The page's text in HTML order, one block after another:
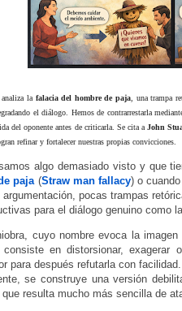
la falacia del hombre de paja , una trampa
el diálogo. Hemos de contrarrestarla
del oponente antes de criticarla. Se cita a John
refinar y fortalecer nuestras propias convicciones.
algo demasiado visto y que
paja (Straw man fallacy) o
argumentación, pocas trampas
para el diálogo genuino como
cuyo nombre evoca la
, consiste en distorsionar, exagerar
para después refutarla con
se construye una versión
resulta mucho más sencilla de